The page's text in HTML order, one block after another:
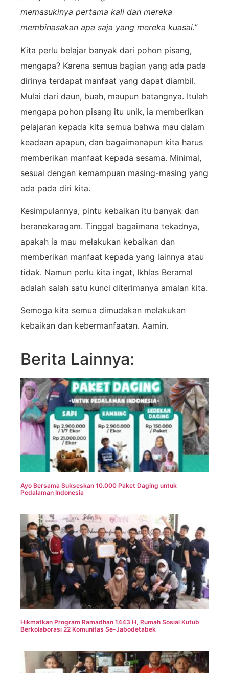
memasukinya pertama kali dan mereka
membinasakan apa saja yang mereka kuasai.”
Kita perlu belajar banyak dari pohon pisang,
mengapa? Karena semua bagian yang ada pada
dirinya terdapat manfaat yang dapat diambil.
Mulai dari daun, buah, maupun batangnya. Itulah
mengapa pohon pisang itu unik, ia memberikan
pelajaran kepada kita semua bahwa mau dalam
keadaan apapun, dan bagaimanapun kita harus
memberikan manfaat kepada sesama. Minimal,
sesuai dengan kemampuan masing-masing yang
ada pada diri kita.
Kesimpulannya, pintu kebaikan itu banyak dan
beranekaragam. Tinggal bagaimana tekadnya,
apakah ia mau melakukan kebaikan dan
memberikan manfaat kepada yang lainnya atau
tidak. Namun perlu kita ingat, Ikhlas Beramal
adalah salah satu kunci diterimanya amalan kita.
Semoga kita semua dimudakan melakukan
kebaikan dan kebermanfaatan. Aamin.
Berita Lainnya:
Ayo Bersama Sukseskan 10.000 Paket Daging untuk
Pedalaman Indonesia
Hikmatkan Program Ramadhan 1443 H, Rumah Sosial Kutub
Berkolaborasi 22 Komunitas Se-Jabodetabek